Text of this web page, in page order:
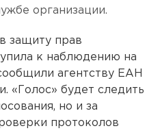
организации.
защиту прав
к наблюдению на
агентству ЕАН
«Голос» будет следить
но и за
протоколов